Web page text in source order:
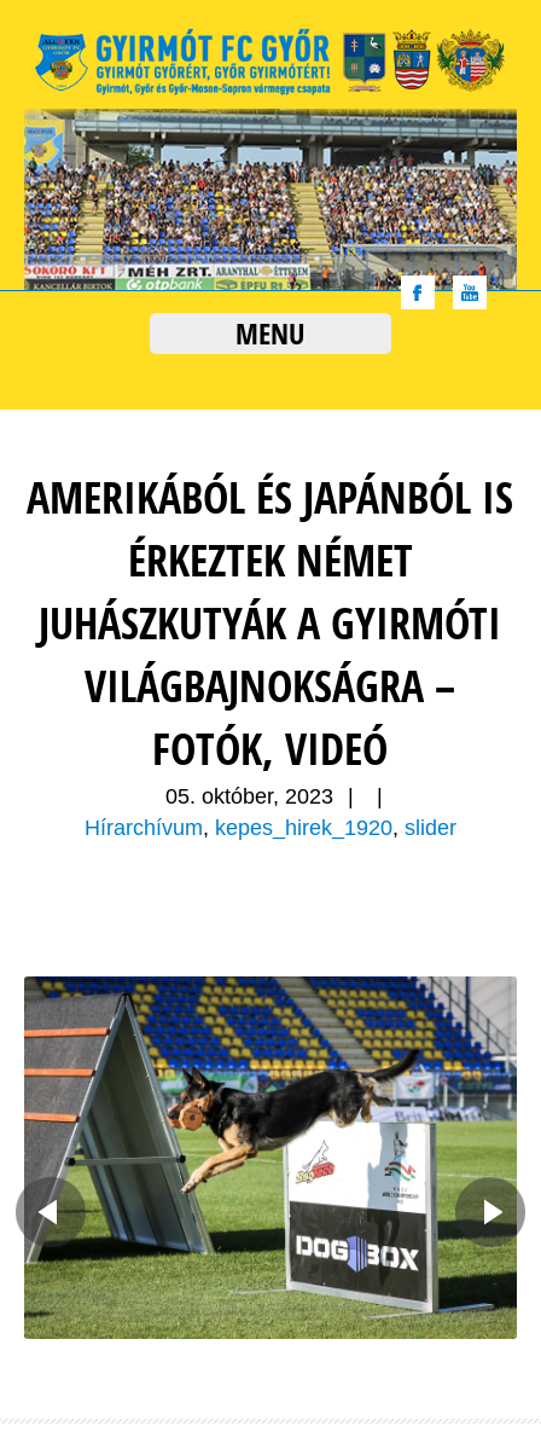
MENU
AMERIKÁBÓL ÉS JAPÁNBÓL IS
ÉRKEZTEK NÉMET
JUHÁSZKUTYÁK A GYIRMÓTI
VILÁGBAJNOKSÁGRA –
FOTÓK, VIDEÓ
05. október, 2023
Hírarchívum, kepes_hirek_1920, slider